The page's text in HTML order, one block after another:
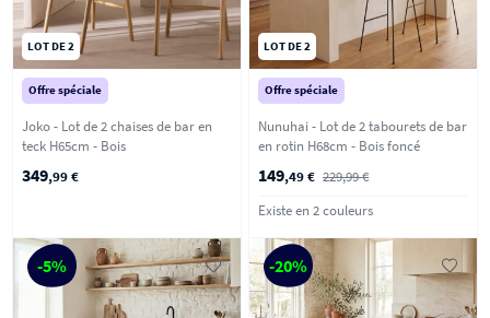
LOT DE 2
Offre spéciale
Joko - Lot de 2 chaises de bar en
teck H65cm - Bois
349,99 €
LOT DE 2
Offre spéciale
Nunuhai - Lot de 2 tabourets de bar
en rotin H68cm - Bois foncé
149,49 € 229,99 €
Existe en 2 couleurs
-5% -20%